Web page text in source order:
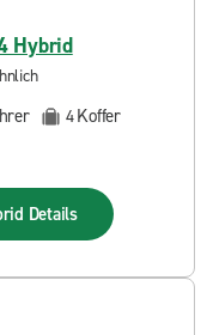
Hybrid
4Koffer
Details